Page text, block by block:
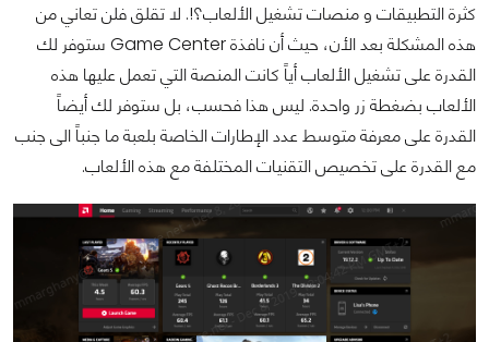
كثرة التطبيقات و منصات تشغيل الألعاب؟!. لا تقلق فلن تعاني من
هذه المشكلة بعد الأن، حيث أن نافذة Game Center ستوفر لك
القدرة على تشغيل الألعاب أياً كانت المنصة التي تعمل عليها هذه
الألعاب بضغطة زر واحدة. ليس هذا فحسب، بل ستوفر لك أيضاً
القدرة على معرفة متوسط عدد الإطارات الخاصة بلعبة ما جنباً الى جنب
مع القدرة على تخصيص التقنيات المختلفة مع هذه الألعاب.